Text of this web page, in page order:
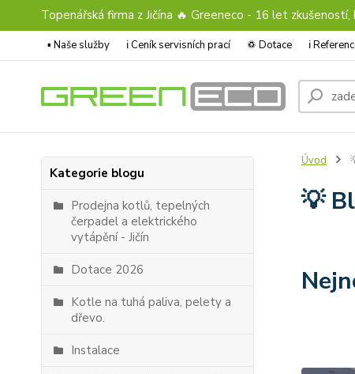
Topenářská firma z Jičína 🔥 Greeneco - 16 let
▪️ Naše služby ℹ︎ Ceník servisních prací ♽ Dotace ℹ︎
Kategorie blogu
Prodejna kotlů, tepelných
čerpadel a elektrického
vytápění - Jičín
Dotace 2026
Kotle na tuhá paliva, pelety a
dřevo.
Instalace
Úvod
💡